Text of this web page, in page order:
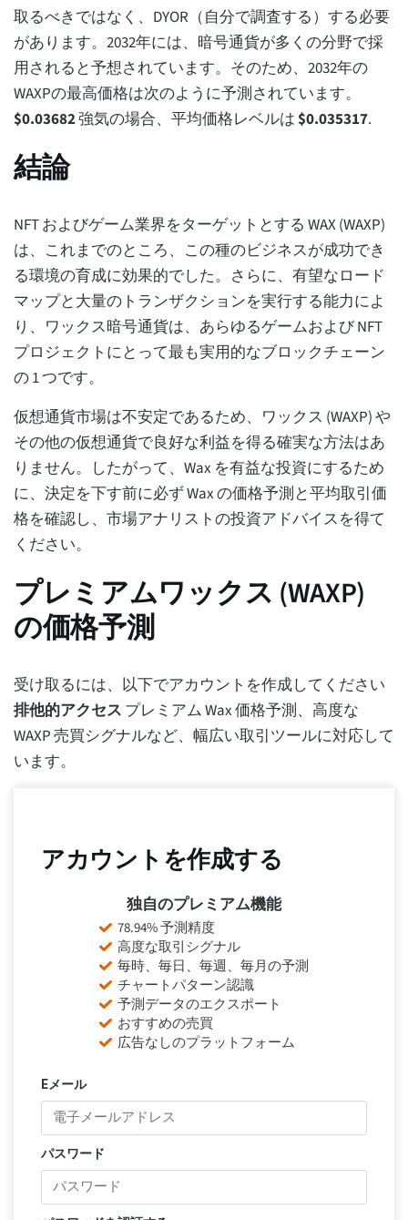
取るべきではなく、DYOR（自分で調査する）する必要
があります。2032年には、暗号通貨が多くの分野で採
用されると予想されています。そのため、2032年の
WAXPの最高価格は次のように予測されています。
$0.03682強気の場合、平均価格レベルは$0.035317.
結論
NFT およびゲーム業界をターゲットとする WAX (WAXP)
は、これまでのところ、この種のビジネスが成功でき
る環境の育成に効果的でした。さらに、有望なロード
マップと大量のトランザクションを実行する能力によ
り、ワックス暗号通貨は、あらゆるゲームおよび NFT
プロジェクトにとって最も実用的なブロックチェーン
の 1 つです。
仮想通貨市場は不安定であるため、ワックス (WAXP) や
その他の仮想通貨で良好な利益を得る確実な方法はあ
りません。したがって、Wax を有益な投資にするため
に、決定を下す前に必ず Wax の価格予測と平均取引価
格を確認し、市場アナリストの投資アドバイスを得て
ください。
プレミアムワックス (WAXP)
の価格予測
受け取るには、以下でアカウントを作成してください
排他的アクセス プレミアム Wax 価格予測、高度な
WAXP 売買シグナルなど、幅広い取引ツールに対応して
います。
アカウントを作成する
Eメール
パスワード
独自のプレミアム機能
78.94% 予測精度
高度な取引シグナル
毎時、毎日、毎週、毎月の予測
チャートパターン認識
予測データのエクスポート
おすすめの売買
広告なしのプラットフォーム